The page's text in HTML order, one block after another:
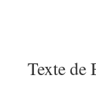
Texte de